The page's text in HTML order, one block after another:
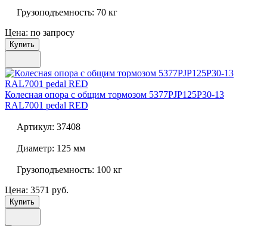
Грузоподъемность: 70 кг
Цена: по запросу
Купить
Колесная опора с общим тормозом 5377PJP125P30-13
RAL7001 pedal RED
Артикул: 37408
Диаметр: 125 мм
Грузоподъемность: 100 кг
Цена: 3571 руб.
Купить